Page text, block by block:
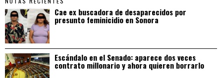
Cae ex buscadora de desaparecidos por
presunto feminicidio en Sonora
Escándalo en el Senado: aparece dos veces
contrato millonario y ahora quieren borrarlo